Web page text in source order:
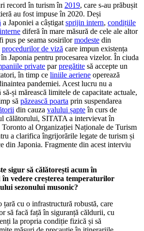
record în turism în 2019, care s-au prăbușit
au fost impuse în 2020. Deși
a Japoniei a câștigat sprijin intern, condițiile
diferă în mare măsură de cele ale altor
pus pe seama sosirilormodeste din
procedurilor de viză care impun existența
Japonia pentru procesarea vizelor. În ciuda
private parpregătite să accepte un
în timp ce liniile aeriene operează
pandemiei. Acest lucru nu a
și mărească limitele de capacitate actuale,
să păzească poarta prin suspendarea
din cauza valului șapteîn curs de
călătorului, SITATA a intervievat în
al Organizației Naționale de Turism
a clarifica îngrijorările legate de turism și
din Japonia. Fragmente din acest interviu
sigur să călătorești acum în
în vedere creșterea temperaturilor
sezonului musonic?
țară cu o infrastructură robustă, care
să facă față în siguranță căldurii, cu
la propria condiție fizică și să